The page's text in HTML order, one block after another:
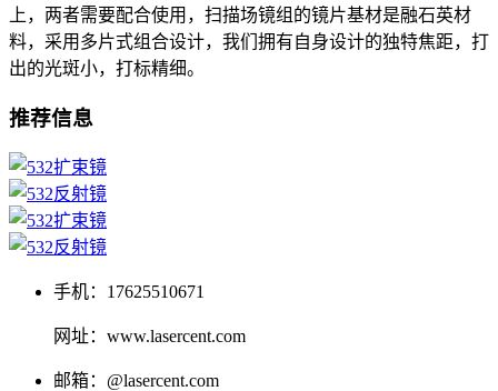
上，两者需要配合使用，扫描场镜组的镜片基材是融石英材
料，采用多片式组合设计，我们拥有自身设计的独特焦距，打
出的光斑小，打标精细。
推荐信息
手机：17625510671
网址：www.lasercent.com
邮箱：@lasercent.com